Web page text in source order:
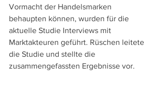
Vormacht der Handelsmarken
behaupten können, wurden für die
aktuelle Studie Interviews mit
Marktakteuren geführt. Rüschen leitete
die Studie und stellte die
zusammengefassten Ergebnisse vor.